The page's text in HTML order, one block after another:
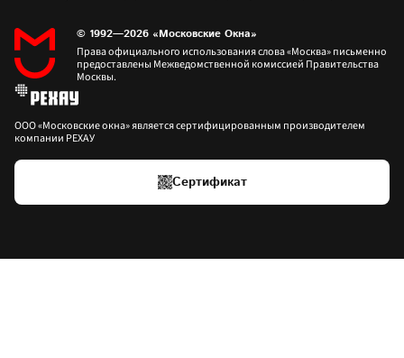
Права официального использования слова «Москва» письменно
предоставлены Межведомственной комиссией Правительства
Москвы.
ООО «Московские окна» является сертифицированным производителем
Сертификат